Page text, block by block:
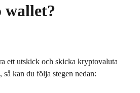
wallet?
ett utskick och skicka kryptovaluta
kan du följa stegen nedan: